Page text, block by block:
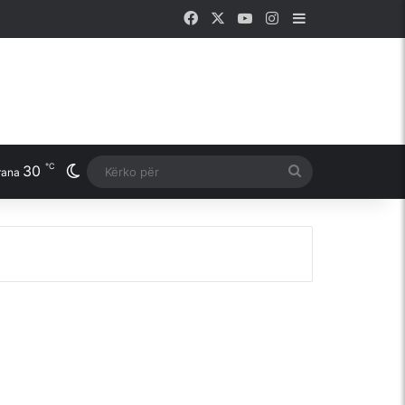
Facebook YouTubeInstagram
30 ℃ Switch skin
për